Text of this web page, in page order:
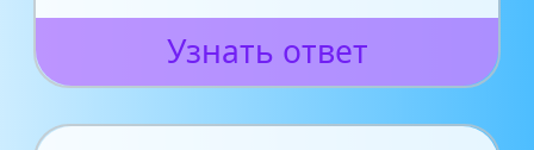
Узнать ответ